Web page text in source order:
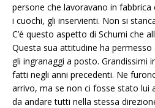
persone che lavoravano in
i cuochi, gli inservienti. Non si
C’è questo aspetto di Schumi che
Questa sua attitudine ha
gli ingranaggi a posto. Grandissimi
fatti negli anni precedenti. Ne
arrivo, ma se non ci fosse stato lui
da andare tutti nella stessa